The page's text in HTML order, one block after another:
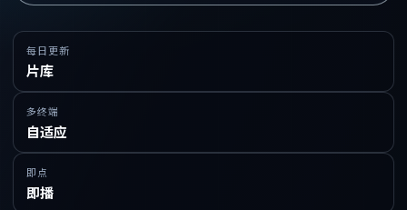
每日更新
片库
多终端
自适应
即点
即播